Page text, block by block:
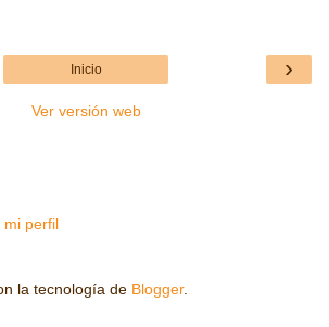
›
Inicio
Ver versión web
mi perfil
la tecnología de Blogger.